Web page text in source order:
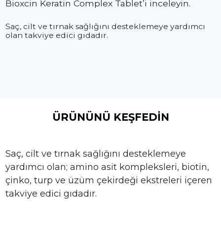
Bioxcin Keratin Complex Tablet’i inceleyin.
Saç, cilt ve tırnak sağlığını desteklemeye yardımcı
olan takviye edici gıdadır.
ÜRÜNÜNÜ KEŞFEDİN
Saç, cilt ve tırnak sağlığını desteklemeye
yardımcı olan; amino asit kompleksleri, biotin,
çinko, turp ve üzüm çekirdeği ekstreleri içeren
takviye edici gıdadır.